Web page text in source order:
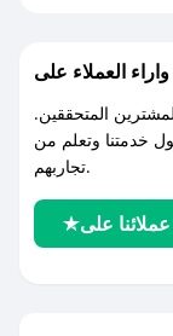
المتحققين.
خدمتنا وتعلم من
تجاربهم.